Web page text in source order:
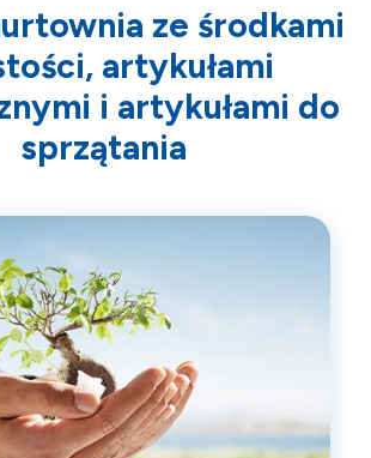
ze środkami
artykułami
i artykułami do
sprzątania